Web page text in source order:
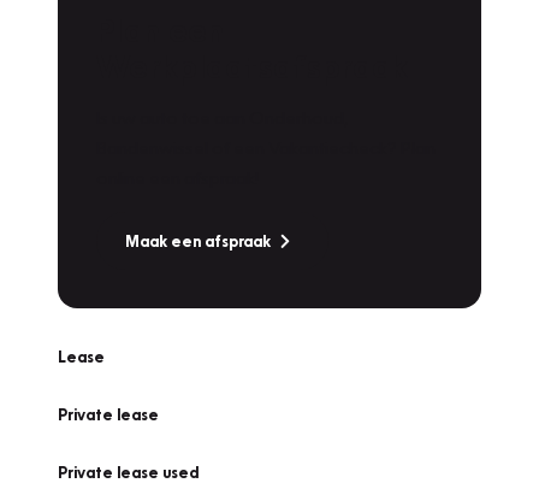
Maak een afspraak
Lease
Private lease
Private lease used